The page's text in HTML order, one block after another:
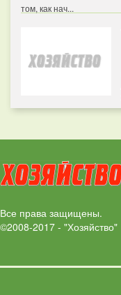
том, как нач...
Все права защищены.
©2008-2017 - "Хозяйство"